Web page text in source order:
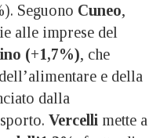
Seguono Cuneo,
alle imprese del
(+1,7%), che
e della
dalla
Vercelli mette a